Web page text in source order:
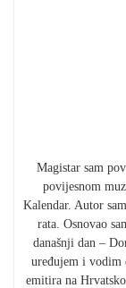
Magistar sam
povijesnom
Kalendar. Autor
rata. Osnovao
današnji dan –
uređujem i vodim
emitira na